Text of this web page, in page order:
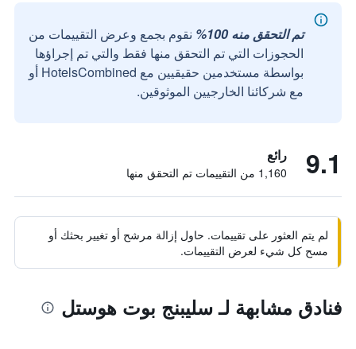
تم التحقق منه 100%
نقوم بجمع وعرض التقييمات من
الحجوزات التي تم التحقق منها فقط والتي تم إجراؤها
بواسطة مستخدمين حقيقيين مع HotelsCombined أو
مع شركائنا الخارجيين الموثوقين.
9.1 رائع
1,160 من التقييمات تم التحقق منها
لم يتم العثور على تقييمات. حاول إزالة مرشح أو تغيير بحثك أو
مسح كل شيء لعرض التقييمات.
فنادق مشابهة لـ سليبنج بوت هوستل